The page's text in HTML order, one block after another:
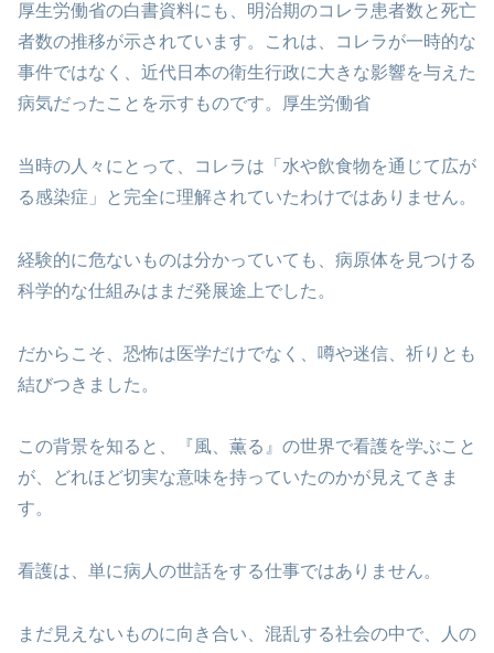
厚生労働省の白書資料にも、明治期のコレラ患者数と死亡
者数の推移が示されています。これは、コレラが一時的な
事件ではなく、近代日本の衛生行政に大きな影響を与えた
病気だったことを示すものです。厚生労働省
当時の人々にとって、コレラは「水や飲食物を通じて広が
る感染症」と完全に理解されていたわけではありません。
経験的に危ないものは分かっていても、病原体を見つける
科学的な仕組みはまだ発展途上でした。
だからこそ、恐怖は医学だけでなく、噂や迷信、祈りとも
結びつきました。
この背景を知ると、『風、薫る』の世界で看護を学ぶこと
が、どれほど切実な意味を持っていたのかが見えてきま
す。
看護は、単に病人の世話をする仕事ではありません。
まだ見えないものに向き合い、混乱する社会の中で、人の